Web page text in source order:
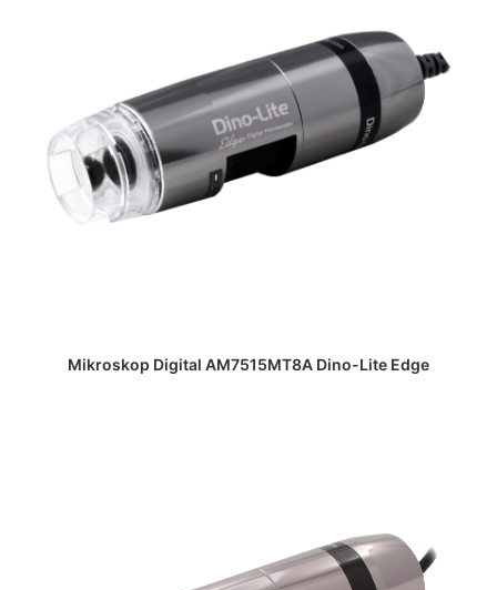
DAPATKAN PENAWARAN HARGA
Mikroskop Digital AM7515MT8A Dino-Lite Edge